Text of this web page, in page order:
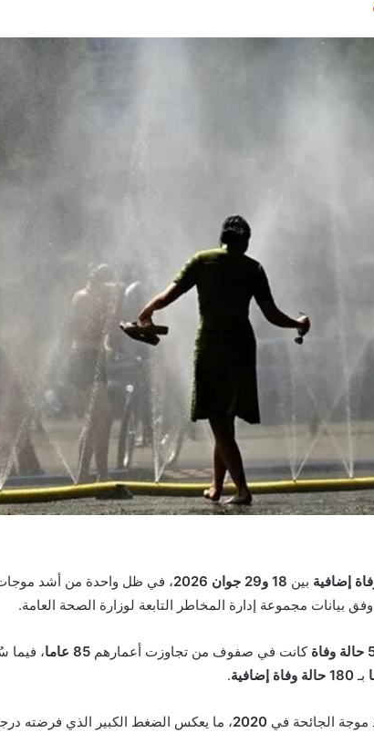
بين 18 و29 جوان 2026
، في ظل واحدة من أشد موجات
بيانات مجموعة إدارة المخاطر التابعة لوزارة الصحة العامة.
كانت في صفوف من تجاوزت أعمارهم 85 عاما
، فيما
بـ 180 حالة وفاة إضافية .
موجة الجائحة في 2020، ما يعكس الضغط الكبير الذي فرضته